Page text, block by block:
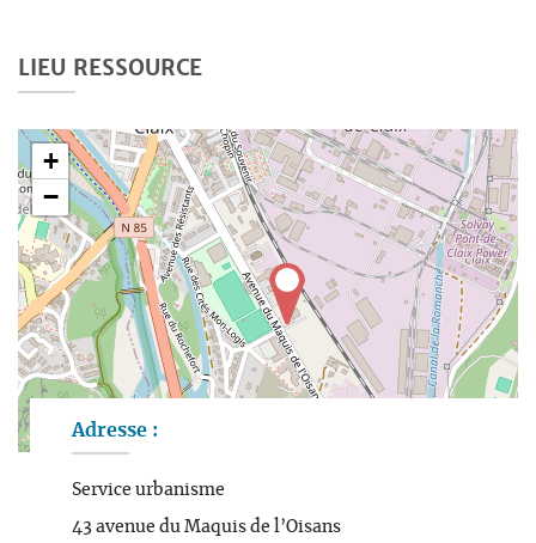
LIEU RESSOURCE
+
−
Adresse :
Service urbanisme
43 avenue du Maquis de l’Oisans